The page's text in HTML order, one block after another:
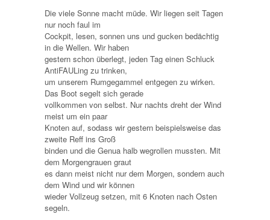
Die viele Sonne macht müde. Wir liegen seit Tagen
nur noch faul im
Cockpit, lesen, sonnen uns und gucken bedächtig
in die Wellen. Wir haben
gestern schon überlegt, jeden Tag einen Schluck
AntiFAULing zu trinken,
um unserem Rumgegammel entgegen zu wirken.
Das Boot segelt sich gerade
vollkommen von selbst. Nur nachts dreht der Wind
meist um ein paar
Knoten auf, sodass wir gestern beispielsweise das
zweite Reff ins Groß
binden und die Genua halb wegrollen mussten. Mit
dem Morgengrauen graut
es dann meist nicht nur dem Morgen, sondern auch
dem Wind und wir können
wieder Vollzeug setzen, mit 6 Knoten nach Osten
segeln.